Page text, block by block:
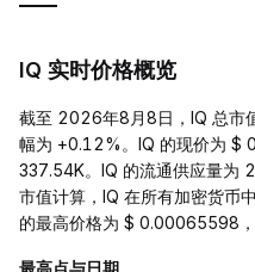
IQ 实时价格概览
截至 2026年8月8日，IQ 总市
幅为 +0.12%。IQ 的现价为 $
337.54K。IQ 的流通供应量为
市值计算，IQ 在所有加密货币
的最高价格为 $ 0.00065598
最高点与日期